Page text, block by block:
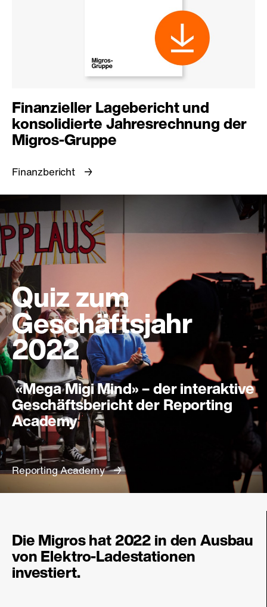
Finanzieller Lagebericht und
konsolidierte Jahresrechnung der
Migros-Gruppe
Finanzbericht
Quiz zum
Geschäftsjahr
2022
«Mega Migi Mind» – der interaktive
Geschäftsbericht der Reporting
Academy
Reporting Academy
Die Migros hat 2022 in den Ausbau
von Elektro-Ladestationen
investiert.